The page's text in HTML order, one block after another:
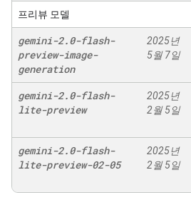
프리뷰 모델
gemini-2.0-flash-
preview-image-
generation
2025년
5월 7일
gemini-2.0-flash-
lite-preview
2025년
2월 5일
gemini-2.0-flash-
lite-preview-02-05
2025년
2월 5일